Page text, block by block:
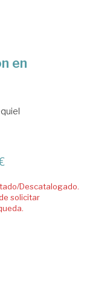
en
Descatalogado.
solicitar